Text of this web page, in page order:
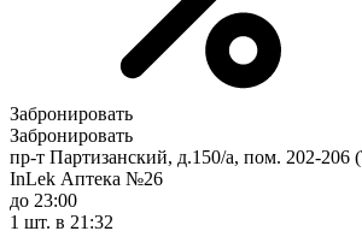
Забронировать
Забронировать
пр-т Партизанский, д.150/а, пом. 202-
InLek Аптека №26
до 23:00
1 шт. в 21:32